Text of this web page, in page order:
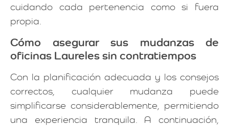
cuidando cada pertenencia como si fuera
propia.
Cómo asegurar sus mudanzas de
oficinas Laureles sin contratiempos
Con la planificación adecuada y los consejos
correctos, cualquier mudanza puede
simplificarse considerablemente, permitiendo
una experiencia tranquila. A continuación,